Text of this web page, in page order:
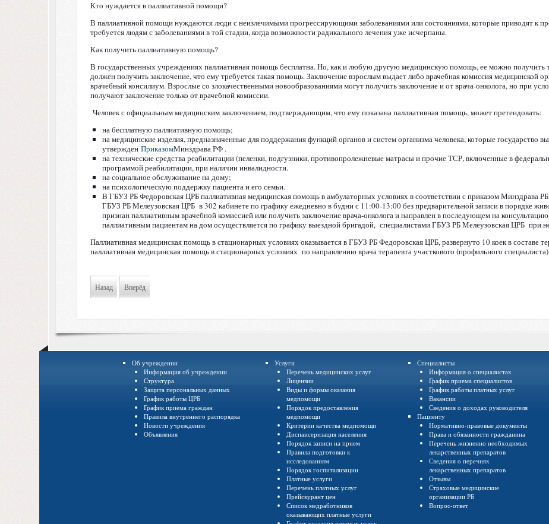
Кто нуждается в паллиативной помощи?
В паллиативной помощи нуждаются люди с неизлечимыми прогрессирующими заболеваниями или состояниями, которые приводят к
требуется людям с заболеваниями в той стадии, когда возможности радикального лечения уже исчерпаны.
Как получить паллиативную помощь?
В государственных учреждениях паллиативная помощь бесплатна. Но, как и любую другую медицинскую помощь, ее можно получить
должен получить заключение, что ему требуется такая помощь. Заключение взрослым выдает либо врачебная комиссия медицинской
врачебный консилиум. Взрослые со злокачественными новообразованиями могут получить заключение и от врача-онколога, но при
получают заключение только от врачебной комиссии.
Человек с официальным медицинским заключением, подтверждающим, что ему показана паллиативная помощь, может претендовать:
на бесплатную паллиативную помощь;
на медицинские изделия, предназначенные для поддержания функций органов и систем организма человека, которые государство
утвержденПриказомМинздрава РФ .
на технические средства реабилитации (пеленки, подгузники, противопролежневые матрасы и прочие ТСР, включенные в
программой реабилитации, при наличии инвалидности.
на социальное обслуживание на дому;
на психологическую поддержку пациента и его семьи.
В ГБУЗ РБ Федоровская ЦРБ паллиативная медицинская помощь в амбулаторных условиях в соответствии с приказом Минздрава
ГБУЗ РБ Мелеузовская ЦРБ в 302 кабинете по графику ежедневно в будни с 11:00-13:00 без предварительной записи в порядке
признан паллиативным врачебной комиссией или получить заключение врача-онколога и направлен в последующем на
паллиативным пациентам на дом осуществляется по графику выездной бригадой, специалистами ГБУЗ РБ Мелеузовская ЦРБ при
Паллиативная медицинская помощь в стационарных условиях оказывается в ГБУЗ РБ Федоровская ЦРБ, развернуто 10 коек в составе
паллиативная медицинская помощь в стационарных условиях по направлению врача терапевта участкового (профильного
Назад Вперёд
Об учреждении
Информация об учреждении
Структура
Защита персональных данных
График работы ЦРБ
График приема граждан
Правила внутреннего распорядка
Новости учреждения
Объявления
Услуги
Перечень медицинских услуг
Лицензии
Виды и формы оказания
медпомощи
Порядок предоставления
медпомощи
Критерии качества медпомощи
Диспансеризация населения
Порядок записи на прием
Правила подготовки к
исследованиям
Порядок госпитализации
Платные услуги
Перечень платных услуг
Прейскурант цен
Список медработников
оказывающих платные услуги
Специалисты
Информация о специалистах
График приема специалистов
График работы платных услуг
Вакансии
Сведения о доходах руководителя
Пациенту
Нормативно-правовые документы
Права и обязанности гражданина
Перечень жизненно необходимых
лекарственных препаратов
Сведения о перечнях
лекарственных препаратов
Отзывы
Страховые медицинские
организации РБ
Вопрос-ответ